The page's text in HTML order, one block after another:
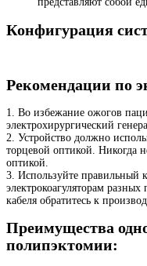
Конфигурация
Рекомендации по
1. Во избежание ожогов
электрохирургический
2. Устройство должно
торцевой оптикой. Никогда
оптикой.
3. Используйте правильный
электрокоагуляторам
кабеля обратитесь к
Преимущества
полипэктомии: